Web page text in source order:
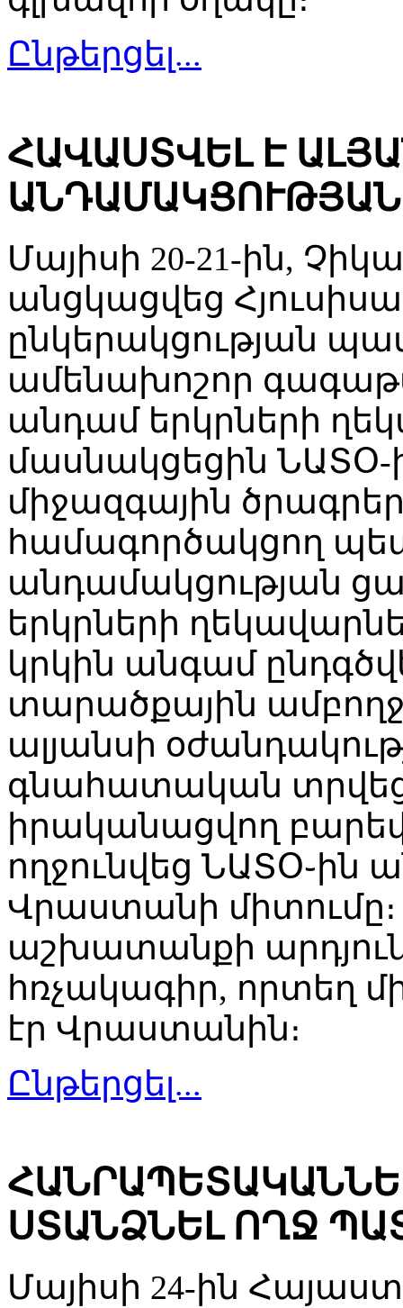
Ընթերցել...
ՀԱՎԱՍՏՎԵԼ Է
Մայիսի 20-21-ին,
անցկացվեց
ընկերակցության
ամենախոշոր
անդամ երկրների
մասնակցեցին ՆԱՏՕ-
միջազգային
համագործակցող
անդամակցության
երկրների
կրկին անգամ
տարածքային
ալյանսի
գնահատական
իրականացվող
ողջունվեց ՆԱՏՕ֊ին
Վրաստանի
աշխատանքի
հռչակագիր, որտեղ
էր Վրաստանին։
Ընթերցել...
ՍՏԱՆՁՆԵԼ ՈՂՋ
Մայիսի 24-ին